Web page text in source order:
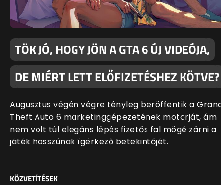
TÖK JÓ, HOGY JÖN A GTA 6 ÚJ VIDEÓJA,
DE MIÉRT LETT ELŐFIZETÉSHEZ KÖTVE?
Augusztus végén végre tényleg beröffentik a
Theft Auto 6 marketinggépezetének motorját, ám
nem volt túl elegáns lépés fizetős fal mögé zárni a
játék hosszúnak ígérkező betekintőjét.
KÖZVETÍTÉSEK